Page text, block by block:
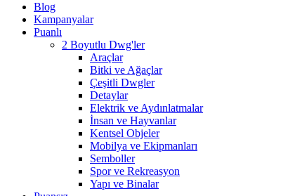
Blog
Kampanyalar
Puanlı
2 Boyutlu Dwg'ler
Araçlar
Bitki ve Ağaçlar
Çeşitli Dwgler
Detaylar
Elektrik ve Aydınlatmalar
İnsan ve Hayvanlar
Kentsel Objeler
Mobilya ve Ekipmanları
Semboller
Spor ve Rekreasyon
Yapı ve Binalar